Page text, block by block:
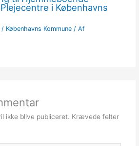
i Københavns
/ Københavns Kommune/ Af
ikke blive publiceret. Krævede felter